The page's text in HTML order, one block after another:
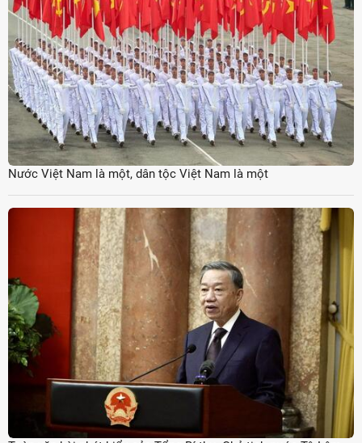
Nước Việt Nam là một, dân tộc Việt Nam là một